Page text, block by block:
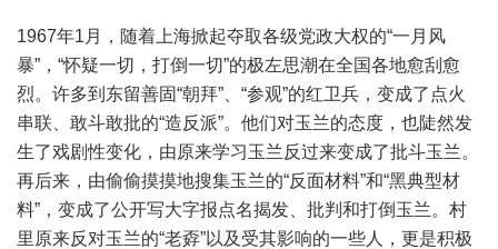
1967年1月，随着上海掀起夺取各级党政大权的“一月风
暴”，“怀疑一切，打倒一切”的极左思潮在全国各地愈刮愈
烈。许多到东留善固“朝拜”、“参观”的红卫兵，变成了点火
串联、敢斗敢批的“造反派”。他们对玉兰的态度，也陡然发
生了戏剧性变化，由原来学习玉兰反过来变成了批斗玉兰。
再后来，由偷偷摸摸地搜集玉兰的“反面材料”和“黑典型材
料”，变成了公开写大字报点名揭发、批判和打倒玉兰。村
里原来反对玉兰的“老孬”以及受其影响的一些人，更是积极